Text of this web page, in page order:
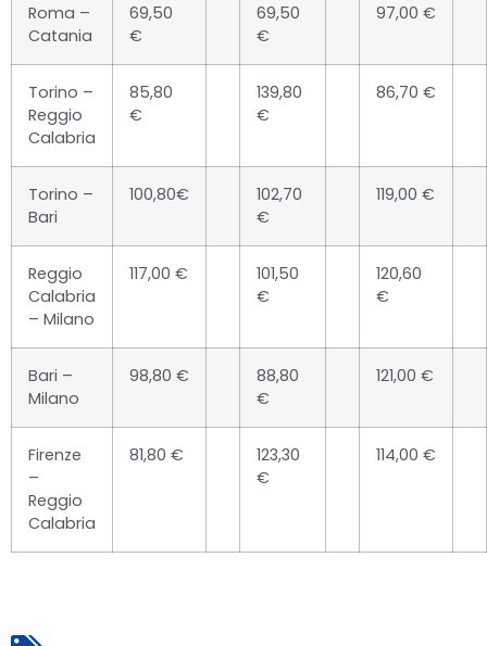
Roma –
Catania
69,50
€
69,50
€
97,00 €
Torino –
Reggio
Calabria
85,80
€
139,80
€
86,70 €
Torino –
Bari
100,80€
102,70
€
119,00 €
Reggio
Calabria
– Milano
117,00 €
101,50
€
120,60
€
Bari –
Milano
98,80 €
88,80
€
121,00 €
Firenze
–
Reggio
Calabria
81,80 €
123,30
€
114,00 €